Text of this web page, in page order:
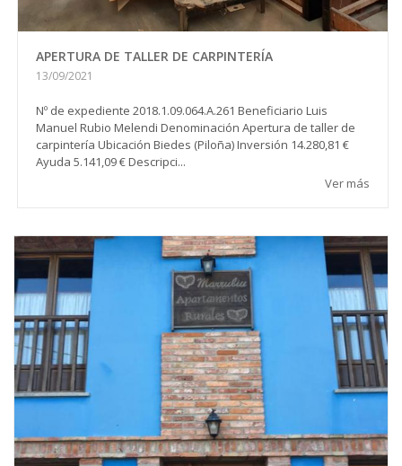
APERTURA DE TALLER DE CARPINTERÍA
13/09/2021
Nº de expediente 2018.1.09.064.A.261 Beneficiario Luis
Manuel Rubio Melendi Denominación Apertura de taller de
carpintería Ubicación Biedes (Piloña) Inversión 14.280,81 €
Ayuda 5.141,09 € Descripci...
Ver más